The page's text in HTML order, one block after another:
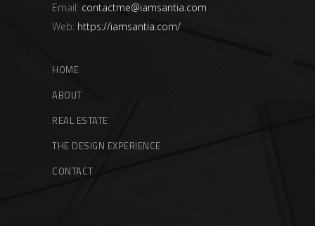
Email: contactme@iamsantia.com
Web: https://iamsantia.com/
HOME
ABOUT
REAL ESTATE
THE DESIGN EXPERIENCE
CONTACT